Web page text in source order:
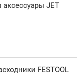
JET
FESTOOL